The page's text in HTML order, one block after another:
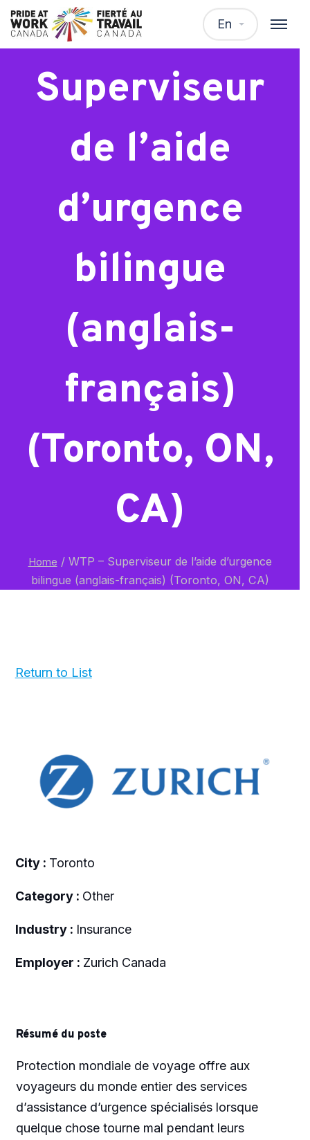
En
WTP –
Superviseur
de l’aide
d’urgence
bilingue
(anglais-
français)
(Toronto, ON,
CA)
Home /WTP – Superviseur de l’aide d’urgence
bilingue (anglais-français) (Toronto, ON, CA)
Return to List
City : Toronto
Category : Other
Industry : Insurance
Employer : Zurich Canada
Résumé du poste
Protection mondiale de voyage offre aux
voyageurs du monde entier des services
d’assistance d’urgence spécialisés lorsque
quelque chose tourne mal pendant leurs